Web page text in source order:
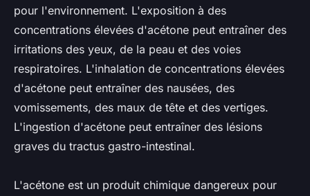
pour l'environnement. L'exposition à des
concentrations élevées d'acétone peut entraîner des
irritations des yeux, de la peau et des voies
respiratoires. L'inhalation de concentrations élevées
d'acétone peut entraîner des nausées, des
vomissements, des maux de tête et des vertiges.
L'ingestion d'acétone peut entraîner des lésions
graves du tractus gastro-intestinal.
L'acétone est un produit chimique dangereux pour